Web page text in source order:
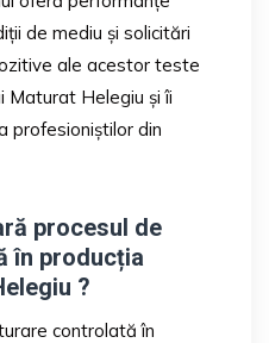
de mediu și solicitări
ale acestor teste
Helegiu și îi
profesioniștilor din
procesul de
în producția
?
controlată în